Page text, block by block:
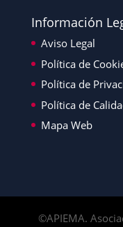
Información
Aviso Legal
Política de
Política de
Política de
Mapa Web
©APIEMA.